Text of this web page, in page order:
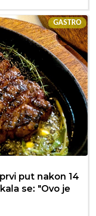
GASTRO
put nakon 14
se: "Ovo je